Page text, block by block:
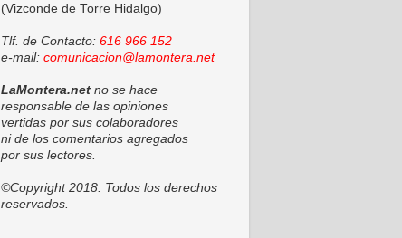
(Vizconde de Torre Hidalgo)
Tlf. de Contacto: 616 966 152
e-mail: comunicacion@lamontera.net
LaMontera.net no se hace
responsable de las opiniones
vertidas por sus colaboradores
ni de los comentarios agregados
por sus lectores.
©Copyright 2018. Todos los derechos
reservados.